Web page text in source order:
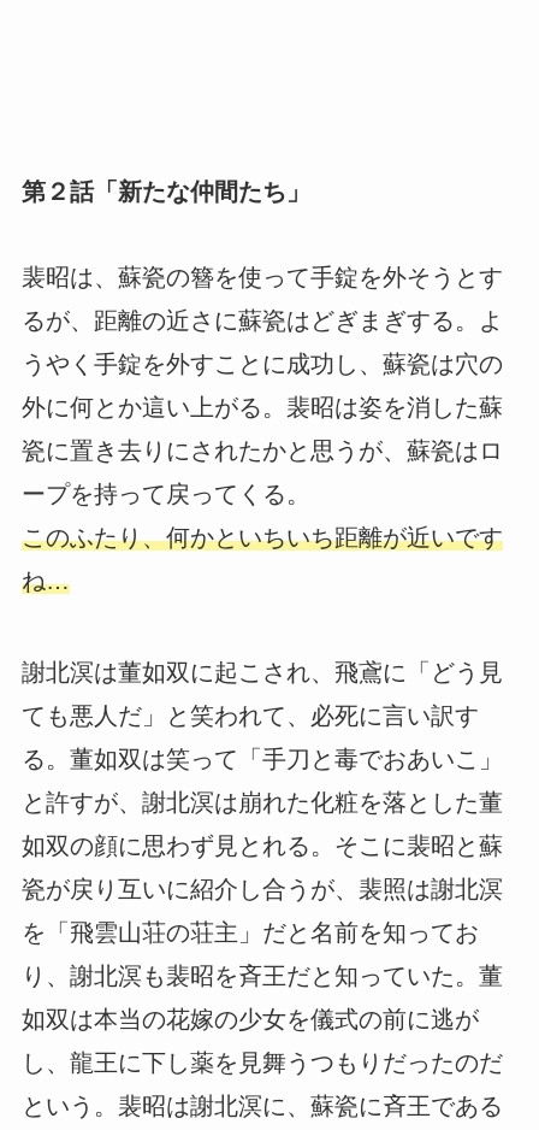
第２話「新たな仲間たち」
裴昭は、蘇瓷の簪を使って手錠を外そうとす
るが、距離の近さに蘇瓷はどぎまぎする。よ
うやく手錠を外すことに成功し、蘇瓷は穴の
外に何とか這い上がる。裴昭は姿を消した蘇
瓷に置き去りにされたかと思うが、蘇瓷はロ
ープを持って戻ってくる。
このふたり、何かといちいち距離が近いです
ね…
謝北溟は董如双に起こされ、飛鳶に「どう見
ても悪人だ」と笑われて、必死に言い訳す
る。董如双は笑って「手刀と毒でおあいこ」
と許すが、謝北溟は崩れた化粧を落とした董
如双の顔に思わず見とれる。そこに裴昭と蘇
瓷が戻り互いに紹介し合うが、裴照は謝北溟
を「飛雲山荘の荘主」だと名前を知ってお
り、謝北溟も裴昭を斉王だと知っていた。董
如双は本当の花嫁の少女を儀式の前に逃が
し、龍王に下し薬を見舞うつもりだったのだ
という。裴昭は謝北溟に、蘇瓷に斉王である